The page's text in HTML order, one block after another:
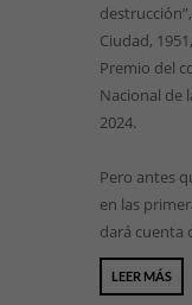
Ciudad,
Premio del
Nacional de
2024.
Pero antes
en las
dará cuenta
LEER MÁS